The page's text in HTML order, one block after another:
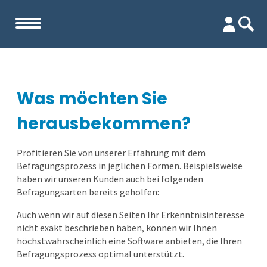
Unternehmen
Firma
Referenzen
Wofür ist es gut?
Kursevaluation
Auswertungen direkt abrufen
Wie finden wir die Antworten?
Prüfungen
1. Aufgaben verwalten
Befragung mit QuestorPro
Was möchten Sie
herausbekommen?
Profitieren Sie von unserer Erfahrung mit dem
Befragungsprozess in jeglichen Formen. Beispielsweise
haben wir unseren Kunden auch bei folgenden
Befragungsarten bereits geholfen:
Auch wenn wir auf diesen Seiten Ihr Erkenntnisinteresse
nicht exakt beschrieben haben, können wir Ihnen
höchstwahrscheinlich eine Software anbieten, die Ihren
Befragungsprozess optimal unterstützt.